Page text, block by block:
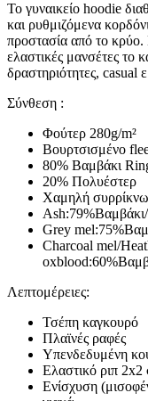
Το γυναικείο hoodie
και ρυθμιζόμενα
προστασία από το
ελαστικές μανσέτες το
δραστηριότητες, casual
Σύνθεση :
Φούτερ 280g/m²
Βουρτσισμένο
80% Βαμβάκι
20% Πολυέστερ
Χαμηλή
Grey
Charcoal mel/
Λεπτομέρειες:
Τσέπη καγκουρό
Πλαϊνές ραφές
Υπενδεδυμένη
Ελαστικό ριπ 2x2
Ενίσχυση